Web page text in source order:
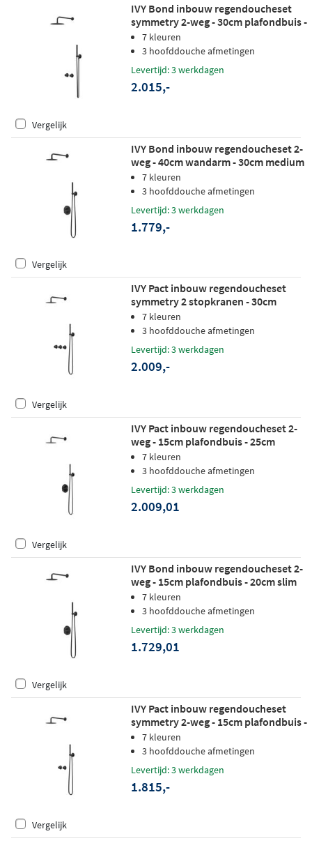
IVY Bond inbouw regendoucheset
symmetry 2-weg - 30cm plafondbuis -
30cm slim hoofddouche -
wandhouder - satin spray
handdouche - mat zwart ped
7 kleuren
3 hoofddouche afmetingen
Levertijd: 3 werkdagen
2.015,-
Vergelijk
IVY Bond inbouw regendoucheset 2-
weg - 40cm wandarm - 30cm medium
hoofddouche rond - wandhouder -
staafhanddouche - mat zwart ped
7 kleuren
3 hoofddouche afmetingen
Levertijd: 3 werkdagen
1.779,-
Vergelijk
IVY Pact inbouw regendoucheset
symmetry 2 stopkranen - 30cm
plafondbuis - 20cm medium
hoofddouche - wandhouder - satin
7 kleuren
3 hoofddouche afmetingen
Levertijd: 3 werkdagen
2.009,-
Vergelijk
IVY Pact inbouw regendoucheset 2-
weg - 15cm plafondbuis - 25cm
medium hoofddouche rond -
glijstang - satin spray handdouche -
7 kleuren
3 hoofddouche afmetingen
Levertijd: 3 werkdagen
2.009,01
Vergelijk
IVY Bond inbouw regendoucheset 2-
weg - 15cm plafondbuis - 20cm slim
hoofddouche rond - glijstang - satin
spray handdouche - mat zwart ped
7 kleuren
3 hoofddouche afmetingen
Levertijd: 3 werkdagen
1.729,01
Vergelijk
IVY Pact inbouw regendoucheset
symmetry 2-weg - 15cm plafondbuis -
20cm slim hoofddouche - glijstang -
staafhanddouche - mat zwart ped
7 kleuren
3 hoofddouche afmetingen
Levertijd: 3 werkdagen
1.815,-
Vergelijk